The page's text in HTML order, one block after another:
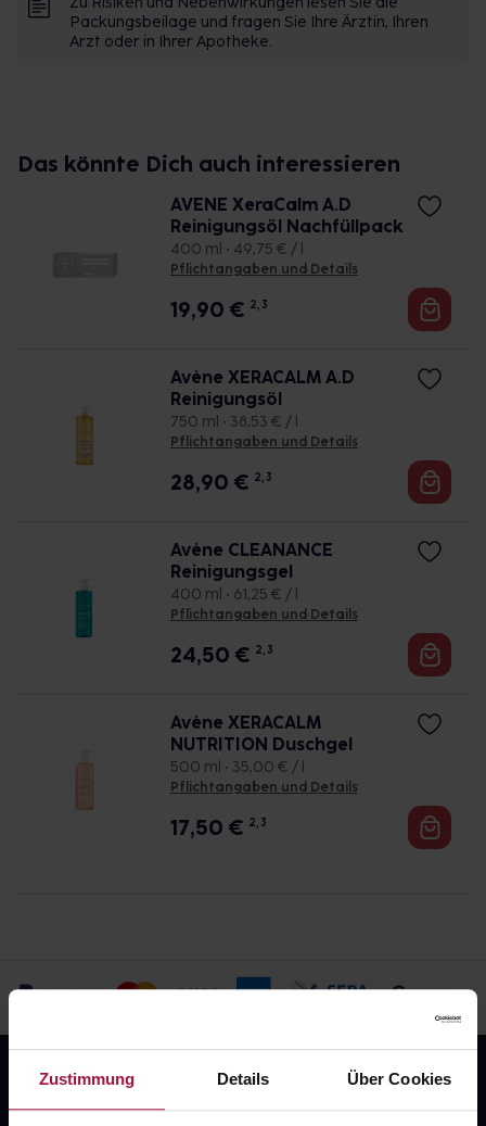
Zustimmung Details Über Cookies
Packungsbeilage und fragen Sie Ihre Ärztin, Ihren
Arzt oder in Ihrer Apotheke.
Das könnte Dich auch interessieren
AVENE XeraCalm A.D
Reinigungsöl Nachfüllpack
400 ml • 49,75 € / l
Pflichtangaben und Details
19,90 € 2, 3
Avène XERACALM A.D
Reinigungsöl
750 ml • 38,53 € / l
Pflichtangaben und Details
28,90 € 2, 3
Avène CLEANANCE
Reinigungsgel
400 ml • 61,25 € / l
Pflichtangaben und Details
24,50 € 2, 3
Avène XERACALM
NUTRITION Duschgel
500 ml • 35,00 € / l
Pflichtangaben und Details
17,50 € 2, 3